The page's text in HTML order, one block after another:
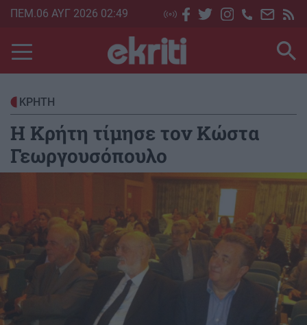
Skip
main
content
ΠΕΜ.06 ΑΥΓ 2026 02:49
ΚΡΗΤΗ
Η Κρήτη τίμησε τον Κώστα
Γεωργουσόπουλο